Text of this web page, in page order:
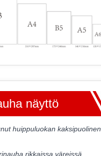
näyttö
huippuluokan kaksipuolinen
rikkaissa väreissä.